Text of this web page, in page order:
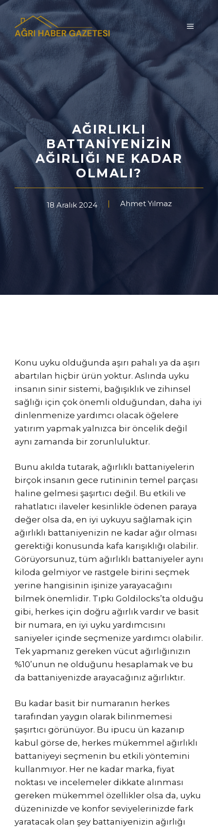
İçeriğe
MENÜ
AĞIRLIKLI
BATTANIYENIZIN
AĞIRLIĞI NE KADAR
OLMALI?
18 Aralık 2024 Ahmet Yılmaz
Konu uyku olduğunda aşırı pahalı ya da aşırı
abartılan hiçbir ürün yoktur. Aslında uyku
insanın sinir sistemi, bağışıklık ve zihinsel
sağlığı için çok önemli olduğundan, daha iyi
dinlenmenize yardımcı olacak öğelere
yatırım yapmak yalnızca bir öncelik değil
aynı zamanda bir zorunluluktur.
Bunu akılda tutarak, ağırlıklı battaniyelerin
birçok insanın gece rutininin temel parçası
haline gelmesi şaşırtıcı değil. Bu etkili ve
rahatlatıcı ilaveler kesinlikle ödenen paraya
değer olsa da, en iyi uykuyu sağlamak için
ağırlıklı battaniyenizin ne kadar ağır olması
gerektiği konusunda kafa karışıklığı olabilir.
Görüyorsunuz, tüm ağırlıklı battaniyeler aynı
kiloda gelmiyor ve rastgele birini seçmek
yerine hangisinin işinize yarayacağını
bilmek önemlidir. Tıpkı Goldilocks’ta olduğu
gibi, herkes için doğru ağırlık vardır ve basit
bir numara, en iyi uyku yardımcısını
saniyeler içinde seçmenize yardımcı olabilir.
Tek yapmanız gereken vücut ağırlığınızın
%10’unun ne olduğunu hesaplamak ve bu
da battaniyenizde arayacağınız ağırlıktır.
Bu kadar basit bir numaranın herkes
tarafından yaygın olarak bilinmemesi
şaşırtıcı görünüyor. Bu ipucu ün kazanıp
kabul görse de, herkes mükemmel ağırlıklı
battaniyeyi seçmenin bu etkili yöntemini
kullanmıyor. Her ne kadar marka, fiyat
noktası ve incelemeler dikkate alınması
gereken mükemmel özellikler olsa da, uyku
düzeninizde ve konfor seviyelerinizde fark
yaratacak olan şey battaniyenizin ağırlığı